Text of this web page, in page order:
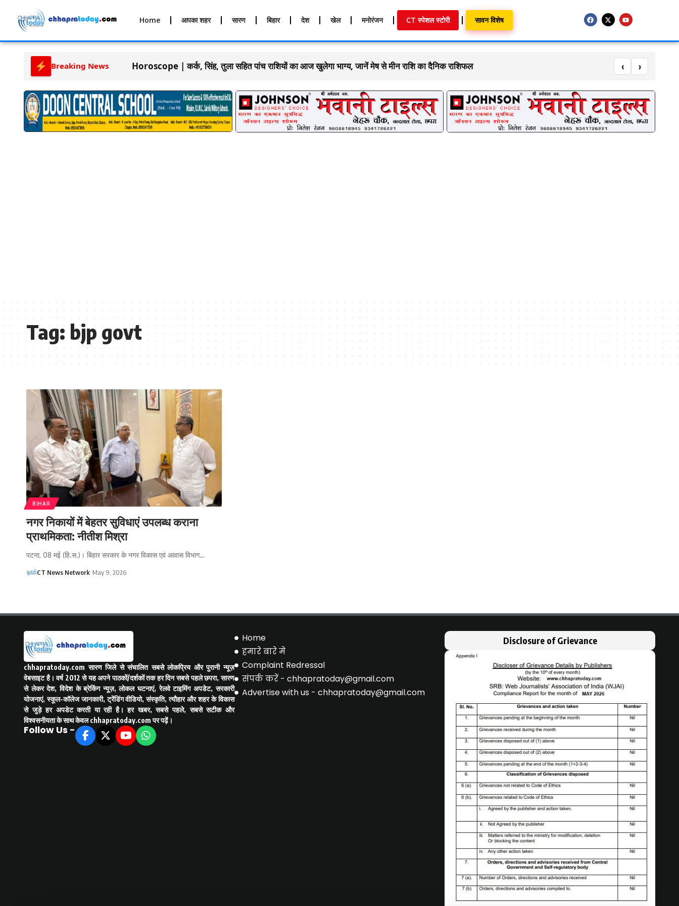
Home आपका शहर सारण बिहार देश खेल मनोरंजन CT स्पेशल स्टोरी सावन विशेष
Breaking News Horoscope | कर्क, सिंह, तुला सहित पांच राशियों का आज खुलेगा भाग्य, जानें मेष से मीन राशि का दैनिक राशिफल ‹ ›
Tag: bjp govt
BIHAR
नगर निकायों में बेहतर सुविधाएं उपलब्ध कराना
प्राथमिकता: नीतीश मिश्रा
पटना, 08 मई (हि.स.)। बिहार सरकार के नगर विकास एवं आवास विभाग…
CT News Network May 9, 2026
chhapratoday.com सारण जिले से संचालित सबसे लोकप्रिय और पुरानी न्यूज़
वेबसाइट है। वर्ष 2012 से यह अपने पाठकों/दर्शकों तक हर दिन सबसे पहले छपरा, सारण
से लेकर देश, विदेश के ब्रेकिंग न्यूज़, लोकल घटनाएं, रेलवे टाइमिंग अपडेट, सरकारी
योजनाएं, स्कूल-कॉलेज जानकारी, ट्रेंडिंग वीडियो, संस्कृति, त्यौहार और शहर के विकास
से जुड़े हर अपडेट करती या रही है। हर खबर, सबसे पहले, सबसे सटीक और
विश्वसनीयता के साथ केवलchhapratoday.comपर पढ़ें।
Follow Us -
Home
हमारे बारे मे
Complaint Redressal
संपर्क करें - chhapratoday@gmail.com
Advertise with us - chhapratoday@gmail.com
Disclosure of Grievance